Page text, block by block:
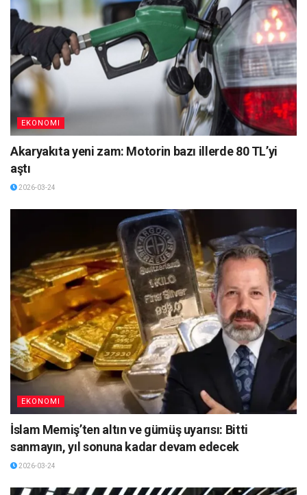
EKONOMI
Akaryakıta yeni zam: Motorin bazı illerde 80 TL’yi
aştı
2026-03-24
EKONOMI
İslam Memiş’ten altın ve gümüş uyarısı: Bitti
sanmayın, yıl sonuna kadar devam edecek
2026-03-24